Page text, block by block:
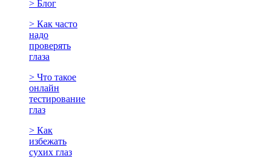
> Блог
> Как часто
надо
проверять
глаза
> Что такое
онлайн
тестирование
глаз
> Как
избежать
сухих глаз